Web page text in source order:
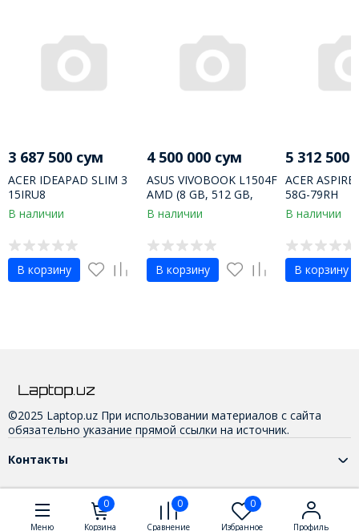
3 687 500 сум
ACER IDEAPAD SLIM 3
15IRU8
В наличии
В корзину
4 500 000 сум
ASUS VIVOBOOK L1504F
AMD (8 GB, 512 GB,
Black, R5-7520U)
В наличии
В корзину
5 312 500
ACER
58G-79RH
В наличии
В корзину
©2025 Laptop.uz При использовании материалов с сайта
обязательно указание прямой ссылки на источник.
Контакты
Меню
0
Корзина
0
Сравнение
0
Избранное Профиль